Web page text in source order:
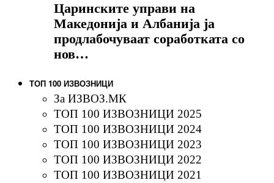
Царинските управи на
Македонија и Албанија ја
продлабочуваат соработката со
нов…
ТОП 100 ИЗВОЗНИЦИ
За ИЗВОЗ.МК
ТОП 100 ИЗВОЗНИЦИ 2025
ТОП 100 ИЗВОЗНИЦИ 2024
ТОП 100 ИЗВОЗНИЦИ 2023
ТОП 100 ИЗВОЗНИЦИ 2022
ТОП 100 ИЗВОЗНИЦИ 2021